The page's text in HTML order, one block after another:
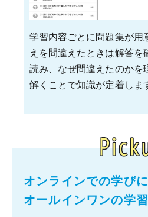
学習内容ごとに問題集が用
えを間違えたときは解答を
読み、なぜ間違えたのかを
解くことで知識が定着しま
オンラインでの学び
オールインワンの学